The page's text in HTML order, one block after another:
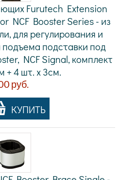
Furutech Extension
NCF Booster Series - из
для регулирования и
подставки под
NCF Signal, комплект
+ 4 шт. х 3см.
руб.
КУПИТЬ